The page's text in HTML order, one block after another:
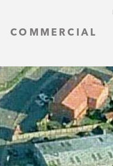
COMMERCIAL